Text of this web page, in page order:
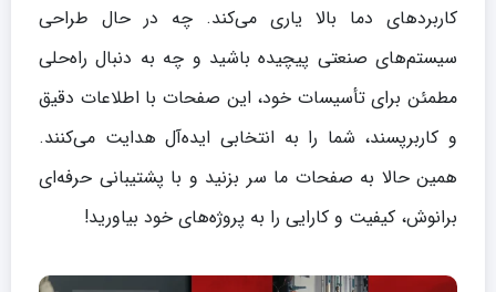
کاربردهای دما بالا یاری می‌کند. چه در حال طراحی
سیستم‌های صنعتی پیچیده باشید و چه به دنبال راه‌حلی
مطمئن برای تأسیسات خود، این صفحات با اطلاعات دقیق
و کاربرپسند، شما را به انتخابی ایده‌آل هدایت می‌کنند.
همین حالا به صفحات ما سر بزنید و با پشتیبانی حرفه‌ای
برانوش، کیفیت و کارایی را به پروژه‌های خود بیاورید!